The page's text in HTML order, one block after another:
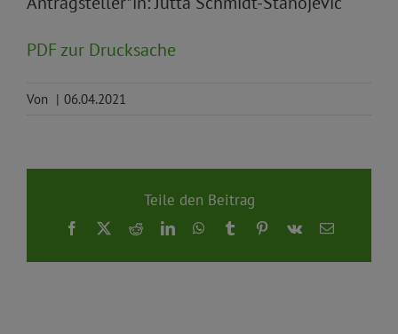
PDF zur Drucksache
Von | 06.04.2021
Teile den Beitrag
Facebook
X RedditLinkedInWhatsApp
TumblrPinterest
Vk
E-